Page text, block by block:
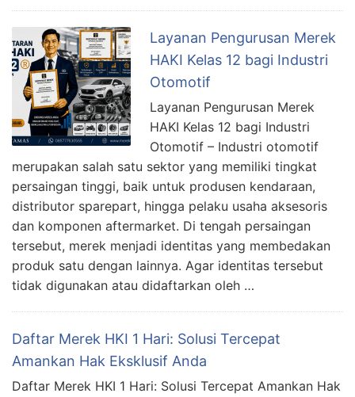
Layanan Pengurusan Merek
HAKI Kelas 12 bagi Industri
Otomotif
Layanan Pengurusan Merek
HAKI Kelas 12 bagi Industri
Otomotif – Industri otomotif
merupakan salah satu sektor yang memiliki tingkat
persaingan tinggi, baik untuk produsen kendaraan,
distributor sparepart, hingga pelaku usaha aksesoris
dan komponen aftermarket. Di tengah persaingan
tersebut, merek menjadi identitas yang membedakan
produk satu dengan lainnya. Agar identitas tersebut
tidak digunakan atau didaftarkan oleh …
Daftar Merek HKI 1 Hari: Solusi Tercepat
Amankan Hak Eksklusif Anda
Daftar Merek HKI 1 Hari: Solusi Tercepat Amankan Hak